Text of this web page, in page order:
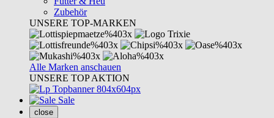
Zubehör
UNSERE TOP-MARKEN
Alle Marken anschauen
UNSERE TOP AKTION
Sale
close